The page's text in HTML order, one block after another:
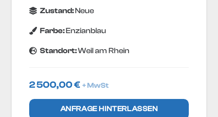
Zustand:Neue
Farbe:Enzianblau
Standort:Weil am Rhein
2 500,00€ + MwSt
ANFRAGE HINTERLASSEN